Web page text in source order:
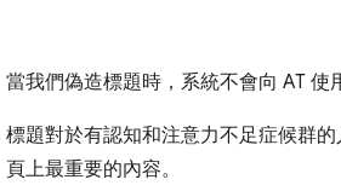
當我們偽造標題時，系統不會向 AT 使
標題對於有認知和注意力不足症候群
頁上最重要的內容。